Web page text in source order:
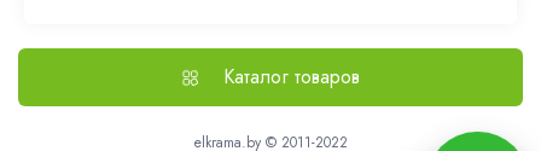
Выезд на замер
Доставка и оплата
Политика безопасности
Каталог товаров
elkrama.by © 2011-2022